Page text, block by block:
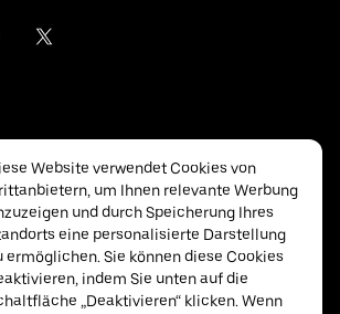
Inc.
Website verwendet Cookies von
um Ihnen relevante Werbung
und durch Speicherung Ihres
eine personalisierte Darstellung
ermöglichen. Sie können diese Cookies
indem Sie unten auf die
„Deaktivieren“ klicken. Wenn